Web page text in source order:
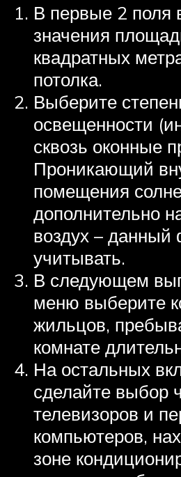
В первые 2 поля
значения
квадратных
потолка.
Выберите
освещенности
сквозь оконные
Проникающий
помещения
дополнительно
воздух – данный
учитывать.
В следующем
меню выберите
жильцов,
комнате
На остальных
сделайте выбор
телевизоров и
компьютеров,
зоне